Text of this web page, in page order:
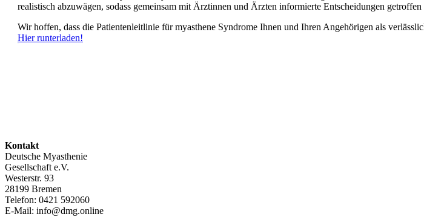
realistisch abzuwägen, sodass gemeinsam mit Ärztinnen und Ärzten informierte Entscheidungen
Wir hoffen, dass die Patientenleitlinie für myasthene Syndrome Ihnen und Ihren Angehörigen als
Hier runterladen!
Kontakt
Deutsche Myasthenie
Gesellschaft e.V.
Westerstr. 93
28199 Bremen
Telefon: 0421 592060
E-Mail: info@dmg.online